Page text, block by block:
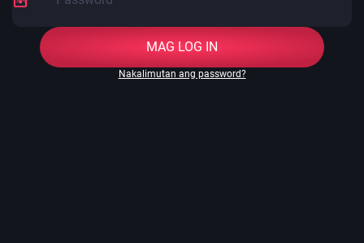
MAG LOG IN
Nakalimutan ang password?